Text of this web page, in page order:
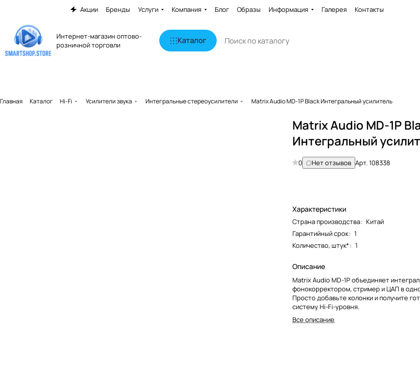
Акции Бренды Услуги Компания Блог Образы Информация Галерея Контакты
Интернет-магазин оптово-
розничной торговли
Каталог
Главная Каталог Hi-Fi Усилители звука Интегральные стереоусилители Matrix Audio MD-1P Black Интегральный усилитель
Matrix Audio MD-1P
Интегральный
0 Нет отзывов Арт.108338
Характеристики
Страна производства: Китай
Гарантийный срок: 1
Количество, штук*: 1
Описание
Matrix Audio MD-1P объединяет
фонокорректором, стример и ЦАП в
Просто добавьте колонки и получите
систему Hi-Fi-уровня.
Все описание